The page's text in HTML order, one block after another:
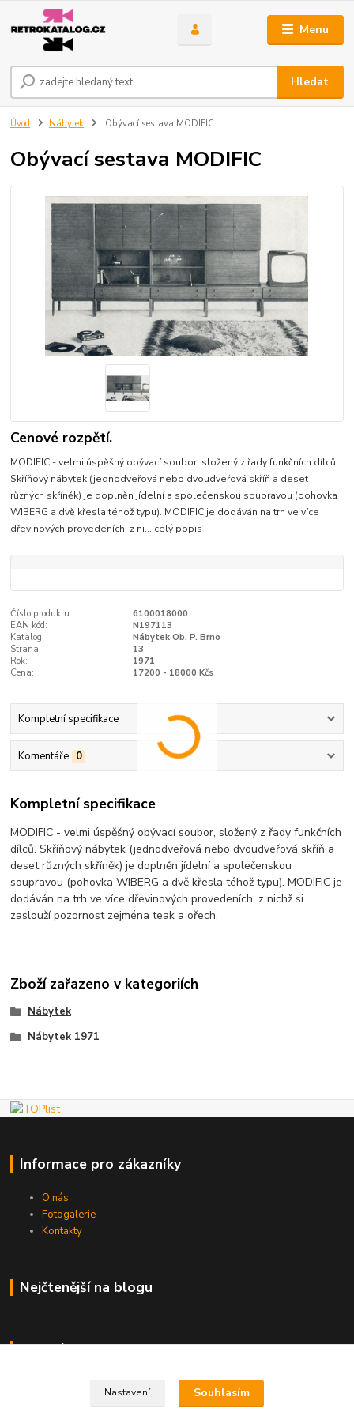
Menu
Hledat
Úvod Nábytek Obývací sestava MODIFIC
Obývací sestava MODIFIC
Cenové rozpětí.
MODIFIC - velmi úspěšný obývací soubor, složený z řady funkčních dílců.
Skříňový nábytek (jednodveřová nebo dvoudveřová skříň a deset
různých skříněk) je doplněn jídelní a společenskou soupravou (pohovka
WIBERG a dvě křesla téhož typu). MODIFIC je dodáván na trh ve více
dřevinových provedeních, z ni... celý popis
Číslo produktu:
6100018000
EAN kód:
N197113
Katalog:
Nábytek Ob. P. Brno
Strana:
13
Rok:
1971
Cena:
17200 - 18000 Kčs
Kompletní specifikace
Komentáře 0
Kompletní specifikace
MODIFIC - velmi úspěšný obývací soubor, složený z řady funkčních
dílců. Skříňový nábytek (jednodveřová nebo dvoudveřová skříň a
deset různých skříněk) je doplněn jídelní a společenskou
soupravou (pohovka WIBERG a dvě křesla téhož typu). MODIFIC je
dodáván na trh ve více dřevinových provedeních, z nichž si
zaslouží pozornost zejména teak a ořech.
Zboží zařazeno v kategoriích
Nábytek
Nábytek 1971
Informace pro zákazníky
O nás
Fotogalerie
Kontakty
Nejčtenější na blogu
Kde nás najdete
Nastavení Souhlasím